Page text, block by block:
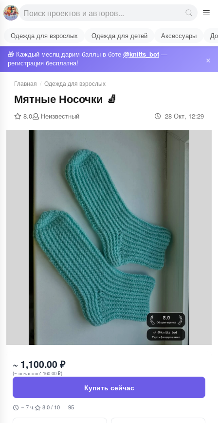
Одежда для взрослых Одежда для детей Аксессуары
🎁 Каждый месяц дарим баллы в боте @knitts_bot —
регистрация бесплатна!
×
Главная / Одежда для взрослых
Мятные Носочки 🧦
8.0 Неизвестный 28 Окт, 12:29
~ 1,100.00 ₽
(~ почасово: 160.00 ₽)
Купить сейчас
~ 7 ч. 8.0 / 10 95